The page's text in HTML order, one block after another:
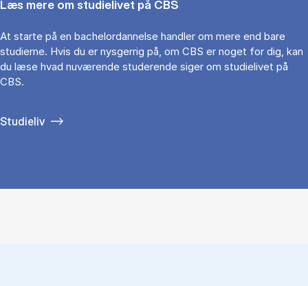
Læs mere om studielivet på CBS
At starte på en bachelordannelse handler om mere end bare
studierne. Hvis du er nysgerrig på, om CBS er noget for dig, kan
du læse hvad nuværende studerende siger om studielivet på
CBS.
Studieliv